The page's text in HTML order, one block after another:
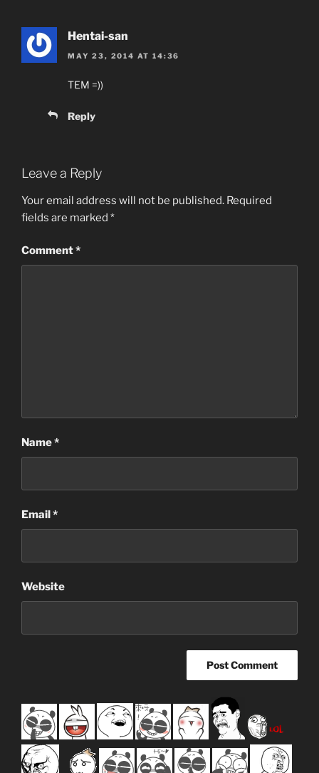
Hentai-san
MAY 23, 2014 AT 14:36
TEM =))
Reply
Leave a Reply
Your email address will not be published. Required
fields are marked *
Comment*
Name*
Email*
Website